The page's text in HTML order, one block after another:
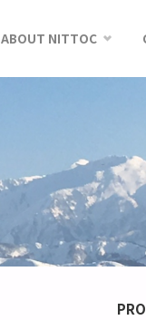
ABOUT NITTOC